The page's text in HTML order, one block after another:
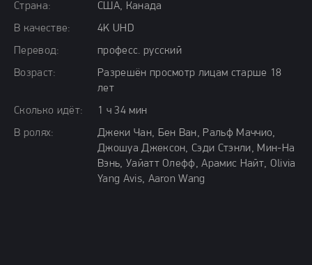
Страна:
США, Канада
В качестве:
4K UHD
Перевод:
професс. русский
Возраст:
Разрешён просмотр лицам старше 18
лет
Сколько идёт:
1 ч 34 мин
В ролях:
Джеки Чан, Бен Ван, Ральф Маччио,
Джошуа Джексон, Сэди Стэнли, Мин-На
Вэнь, Уайатт Олефф, Арамис Найт, Olivia
Yang Avis, Aaron Wang